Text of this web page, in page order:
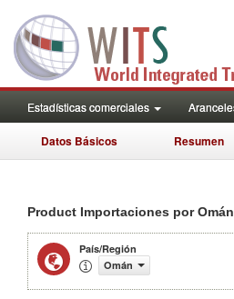
Estadísticas comerciales
Datos Básicos Resumen
Product Importaciones por
País/Región
Omán